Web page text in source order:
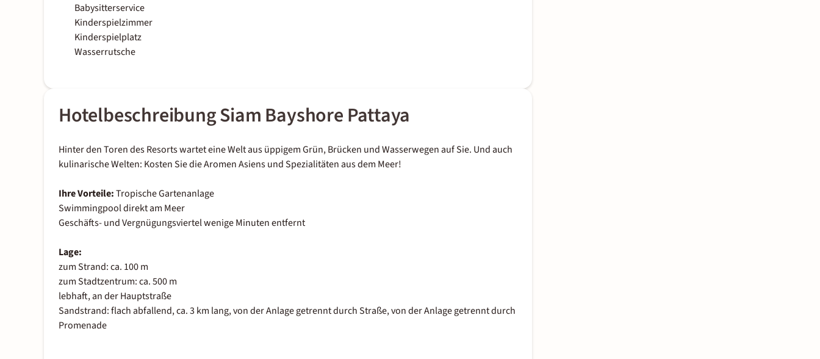
Babysitterservice
Kinderspielzimmer
Kinderspielplatz
Wasserrutsche
Hotelbeschreibung Siam Bayshore Pattaya
Hinter den Toren des Resorts wartet eine Welt aus üppigem Grün, Brücken und Wasserwegen auf Sie. Und auch
kulinarische Welten: Kosten Sie die Aromen Asiens und Spezialitäten aus dem Meer!
Ihre Vorteile:Tropische Gartenanlage
Swimmingpool direkt am Meer
Geschäfts- und Vergnügungsviertel wenige Minuten entfernt
Lage:
zum Strand: ca. 100 m
zum Stadtzentrum: ca. 500 m
lebhaft, an der Hauptstraße
Sandstrand: flach abfallend, ca. 3 km lang, von der Anlage getrennt durch Straße, von der Anlage getrennt durch
Promenade